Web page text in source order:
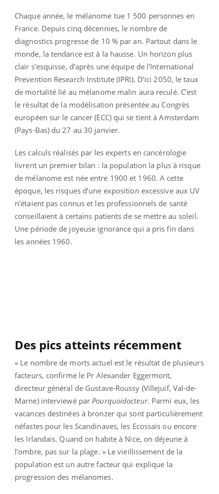
Chaque année, le mélanome tue 1 500 personnes en
France. Depuis cinq décennies, le nombre de
diagnostics progresse de 10 % par an. Partout dans le
monde, la tendance est à la hausse. Un horizon plus
clair s’esquisse, d’après une équipe de l'International
Prevention Research Institute (IPRI). D’ici 2050, le taux
de mortalité lié au mélanome malin aura reculé. C’est
le résultat de la modélisation présentée au Congrès
européen sur le cancer (ECC) qui se tient à Amsterdam
(Pays-Bas) du 27 au 30 janvier.
Les calculs réalisés par les experts en cancérologie
livrent un premier bilan : la population la plus à risque
de mélanome est née entre 1900 et 1960. A cette
époque, les risques d’une exposition excessive aux UV
n’étaient pas connus et les professionnels de santé
conseillaient à certains patients de se mettre au soleil.
Une période de joyeuse ignorance qui a pris fin dans
les années 1960.
Des pics atteints récemment
« Le nombre de morts actuel est le résultat de plusieurs
facteurs, confirme le Pr Alexander Eggermont,
directeur général de Gustave-Roussy (Villejuif, Val-de-
Marne) interviewé parPourquoidocteur. Parmi eux, les
vacances destinées à bronzer qui sont particulièrement
néfastes pour les Scandinaves, les Ecossais ou encore
les Irlandais. Quand on habite à Nice, on déjeune à
l’ombre, pas sur la plage. » Le vieillissement de la
population est un autre facteur qui explique la
progression des mélanomes.